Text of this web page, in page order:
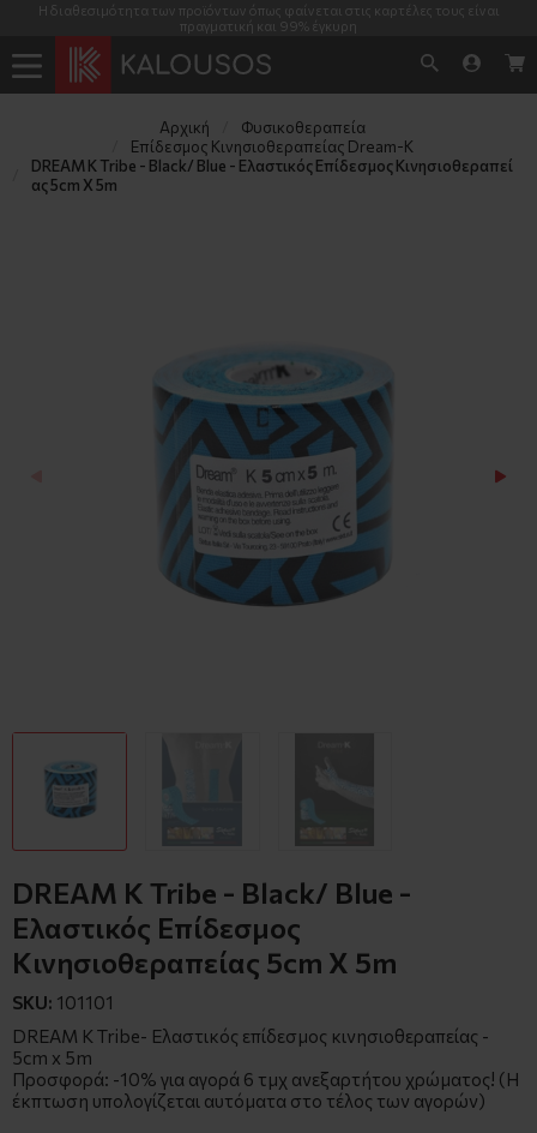
Η διαθεσιμότητα των προϊόντων όπως φαίνεται στις καρτέλες τους είναι
πραγματική και 99% έγκυρη
Αρχική
Φυσικοθεραπεία
Επίδεσμος Κινησιοθεραπείας Dream-K
DREAM K Tribe - Black/ Blue - Ελαστικός Επίδεσμος Κινησιοθεραπεί
ας 5cm X 5m
DREAM K Tribe - Black/ Blue -
Ελαστικός Επίδεσμος
Κινησιοθεραπείας 5cm X 5m
SKU: 101101
DREAM K Tribe- Ελαστικός επίδεσμος κινησιοθεραπείας -
5cm x 5m
Προσφορά: -10% για αγορά 6 τμχ ανεξαρτήτου χρώματος! (Η
έκπτωση υπολογίζεται αυτόματα στο τέλος των αγορών)